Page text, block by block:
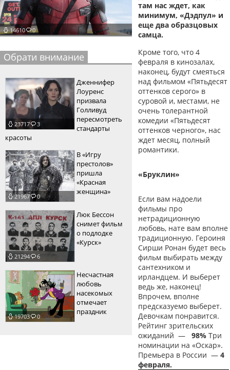
пїЅпїЅпїЅ
пїЅпїЅпїЅпїЅпїЅпїЅпїЅпїЅпїЅпїЅпїЅ
пїЅпїЅпїЅ
пїЅпїЅпїЅпїЅпїЅпїЅпїЅпїЅпїЅ
пїЅпїЅпїЅ пїЅпїЅпїЅпїЅпїЅ
пїЅпїЅпїЅ пїЅпїЅпїЅпїЅпїЅпїЅ
пїЅпїЅпїЅпїЅпїЅ
пїЅпїЅпїЅпїЅпїЅпїЅпїЅпїЅпїЅпїЅ
пїЅпїЅпїЅпїЅпїЅпїЅпїЅпїЅпїЅпїЅ
14610 0
Обрати внимание
23717 3
Дженнифер
Лоуренс
призвала
Голливуд
пересмотреть
стандарты
красоты
21967 0
В «Игру
престолов»
пришла
«Красная
женщина»
21294 6
Люк Бессон
снимет фильм
о подлодке
«Курск»
19703 0
Несчастная
любовь
насекомых
отмечает
праздник
там нас ждет, как
минимум, «Дэдпул» и
еще два образцовых
самца.
Кроме того, что 4
февраля в кинозалах,
наконец, будут смеяться
над фильмом «Пятьдесят
оттенков серого» в
суровой и, местами, не
очень толерантной
комедии «Пятьдесят
оттенков черного», нас
ждет месяц, полный
романтики.
«Бруклин»
Если вам надоели
фильмы про
нетрадиционную
любовь, нате вам вполне
традиционную. Героиня
Сирши Ронан будет весь
фильм выбирать между
сантехником и
ирландцем. И выберет
ведь же, наконец!
Впрочем, вполне
предсказуемо выберет.
Девочкам понравится.
Рейтинг зрительских
ожиданий — 98% Три
номинации на «Оскар».
Премьера в России — 4
февраля.